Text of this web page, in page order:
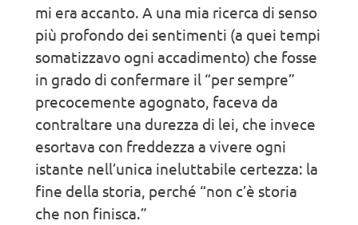
mi era accanto. A una mia ricerca di senso
più profondo dei sentimenti (a quei tempi
somatizzavo ogni accadimento) che fosse
in grado di confermare il “per sempre”
precocemente agognato, faceva da
contraltare una durezza di lei, che invece
esortava con freddezza a vivere ogni
istante nell’unica ineluttabile certezza: la
fine della storia, perché “non c’è storia
che non finisca.”